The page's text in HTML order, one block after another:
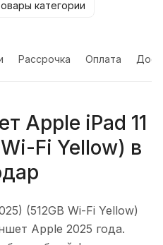
категории
Рассрочка Оплата
Apple iPad 11
Fi Yellow) в
(512GB Wi-Fi Yellow)
Apple 2025 года.